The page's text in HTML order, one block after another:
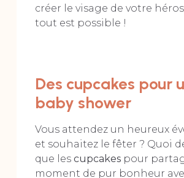
créer le visage de votre héros
tout est possible !
Des cupcakes pour
baby shower
Vous attendez un heureux
et souhaitez le fêter ? Quoi
que les cupcakespour
moment de pur bonheur